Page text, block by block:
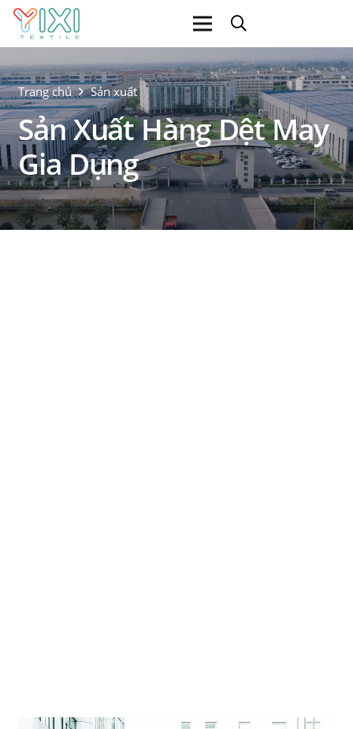
Trang chủ Sản xuất
Sản Xuất Hàng Dệt May
Gia Dụng